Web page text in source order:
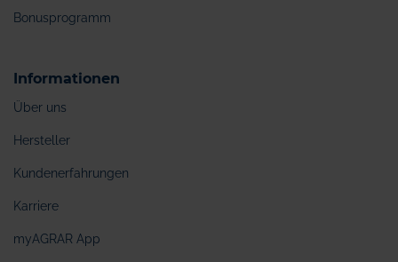
Bonusprogramm
Informationen
Über uns
Hersteller
Kundenerfahrungen
Karriere
myAGRAR App